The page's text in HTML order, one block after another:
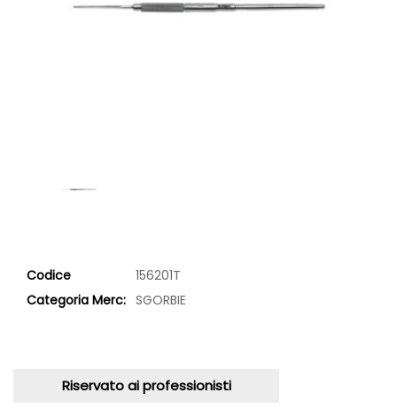
Codice
156201T
Categoria Merc: SGORBIE
Riservato ai professionisti